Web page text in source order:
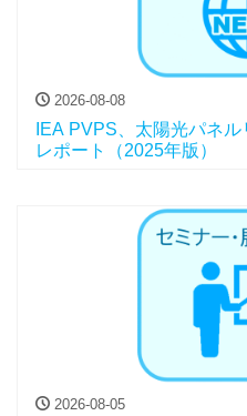
2026-08-08
IEA PVPS、太陽光パネ
レポート（2025年版）
2026-08-05